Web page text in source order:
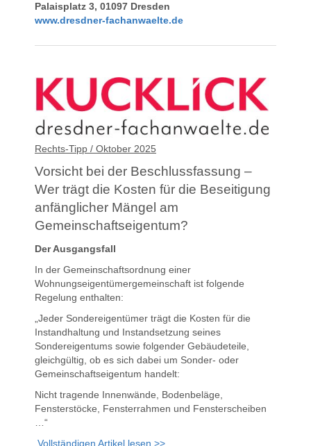
Palaisplatz 3, 01097 Dresden
www.dresdner-fachanwaelte.de
Rechts-Tipp / Oktober 2025
Vorsicht bei der Beschlussfassung –
Wer trägt die Kosten für die Beseitigung
anfänglicher Mängel am
Gemeinschaftseigentum?
Der Ausgangsfall
In der Gemeinschaftsordnung einer
Wohnungseigentümergemeinschaft ist folgende
Regelung enthalten:
„Jeder Sondereigentümer trägt die Kosten für die
Instandhaltung und Instandsetzung seines
Sondereigentums sowie folgender Gebäudeteile,
gleichgültig, ob es sich dabei um Sonder- oder
Gemeinschaftseigentum handelt:
Nicht tragende Innenwände, Bodenbeläge,
Fensterstöcke, Fensterrahmen und Fensterscheiben
…“
Vollständigen Artikel lesen >>